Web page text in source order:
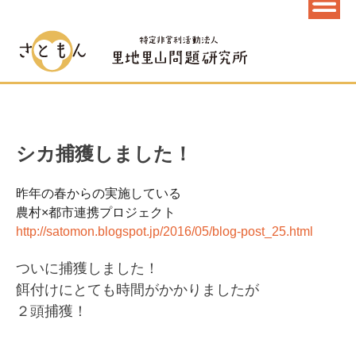
シカ捕獲しました！
昨年の春からの実施している
農村×都市連携プロジェクト
http://satomon.blogspot.jp/2016/05/blog-post_25.html
ついに捕獲しました！
餌付けにとても時間がかかりましたが
２頭捕獲！